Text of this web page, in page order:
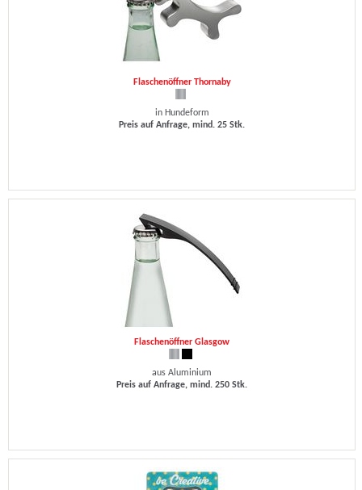
Flaschenöffner Thornaby
in Hundeform
Preis auf Anfrage, mind. 25 Stk.
Flaschenöffner Glasgow
aus Aluminium
Preis auf Anfrage, mind. 250 Stk.